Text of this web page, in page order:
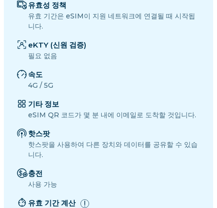
유효성 정책
유효 기간은 eSIM이 지원 네트워크에 연결될 때 시작됩
니다.
eKTY (신원 검증)
필요 없음
속도
4G / 5G
기타 정보
eSIM QR 코드가 몇 분 내에 이메일로 도착할 것입니다.
핫스팟
핫스팟을 사용하여 다른 장치와 데이터를 공유할 수 있습
니다.
충전
사용 가능
유효 기간 계산